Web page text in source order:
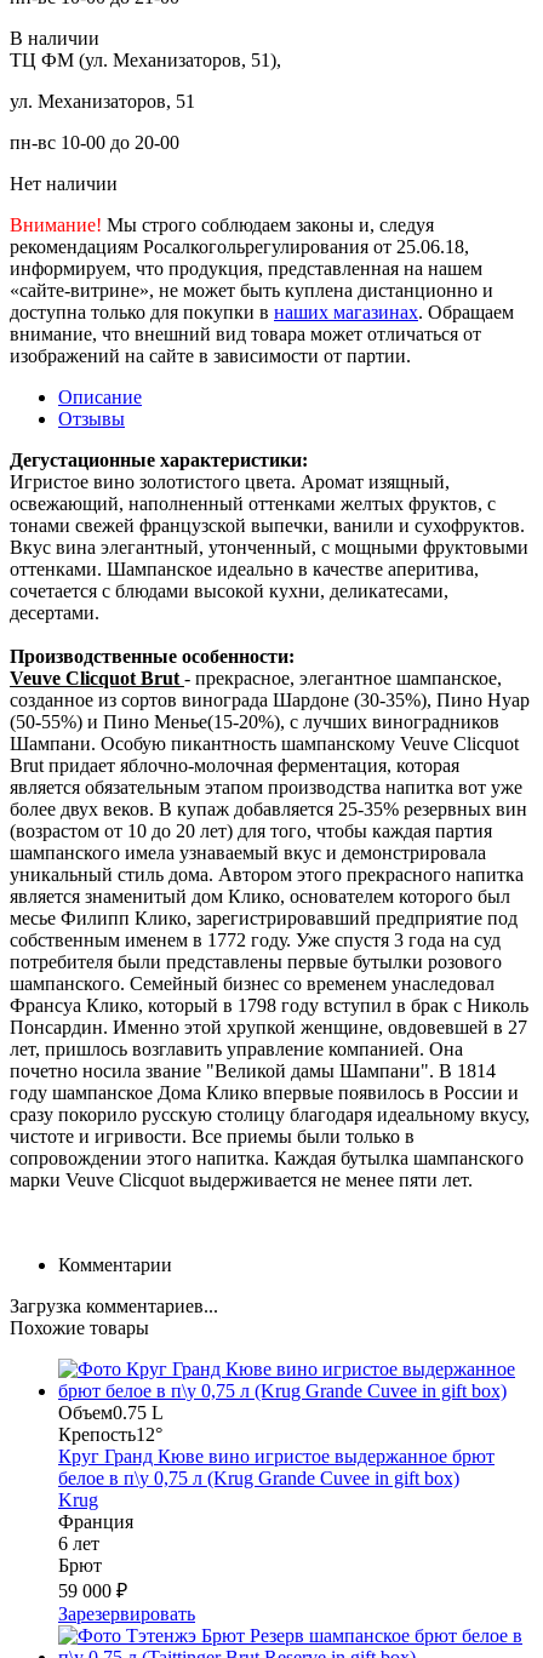
В наличии
ТЦ ФМ (ул. Механизаторов, 51),
ул. Механизаторов, 51
пн-вс 10-00 до 20-00
Нет наличии
Внимание! Мы строго соблюдаем законы и, следуя
рекомендациям Росалкогольрегулирования от 25.06.18,
информируем, что продукция, представленная на нашем
«сайте-витрине», не может быть куплена дистанционно и
доступна только для покупки в наших магазинах. Обращаем
внимание, что внешний вид товара может отличаться от
изображений на сайте в зависимости от партии.
Описание
Отзывы
Дегустационные характеристики:
Игристое вино золотистого цвета. Аромат изящный,
освежающий, наполненный оттенками желтых фруктов, с
тонами свежей французской выпечки, ванили и сухофруктов.
Вкус вина элегантный, утонченный, с мощными фруктовыми
оттенками. Шампанское идеально в качестве аперитива,
сочетается с блюдами высокой кухни, деликатесами,
десертами.
Производственные особенности:
Veuve Clicquot Brut - прекрасное, элегантное шампанское,
созданное из сортов винограда Шардоне (30-35%), Пино Нуар
(50-55%) и Пино Менье(15-20%), с лучших виноградников
Шампани. Особую пикантность шампанскому Veuve Clicquot
Brut придает яблочно-молочная ферментация, которая
является обязательным этапом производства напитка вот уже
более двух веков. В купаж добавляется 25-35% резервных вин
(возрастом от 10 до 20 лет) для того, чтобы каждая партия
шампанского имела узнаваемый вкус и демонстрировала
уникальный стиль дома. Автором этого прекрасного напитка
является знаменитый дом Клико, основателем которого был
месье Филипп Клико, зарегистрировавший предприятие под
собственным именем в 1772 году. Уже спустя 3 года на суд
потребителя были представлены первые бутылки розового
шампанского. Семейный бизнес со временем унаследовал
Франсуа Клико, который в 1798 году вступил в брак с Николь
Понсардин. Именно этой хрупкой женщине, овдовевшей в 27
лет, пришлось возглавить управление компанией. Она
почетно носила звание "Великой дамы Шампани". В 1814
году шампанское Дома Клико впервые появилось в России и
сразу покорило русскую столицу благодаря идеальному вкусу,
чистоте и игривости. Все приемы были только в
сопровождении этого напитка. Каждая бутылка шампанского
марки Veuve Clicquot выдерживается не менее пяти лет.
Комментарии
Загрузка комментариев...
Похожие товары
Объем0.75 L
Крепость12°
Круг Гранд Кюве вино игристое выдержанное брют
белое в п\у 0,75 л (Krug Grande Cuvee in gift box)
Krug
Франция
6 лет
Брют
59 000 ₽
Зарезервировать